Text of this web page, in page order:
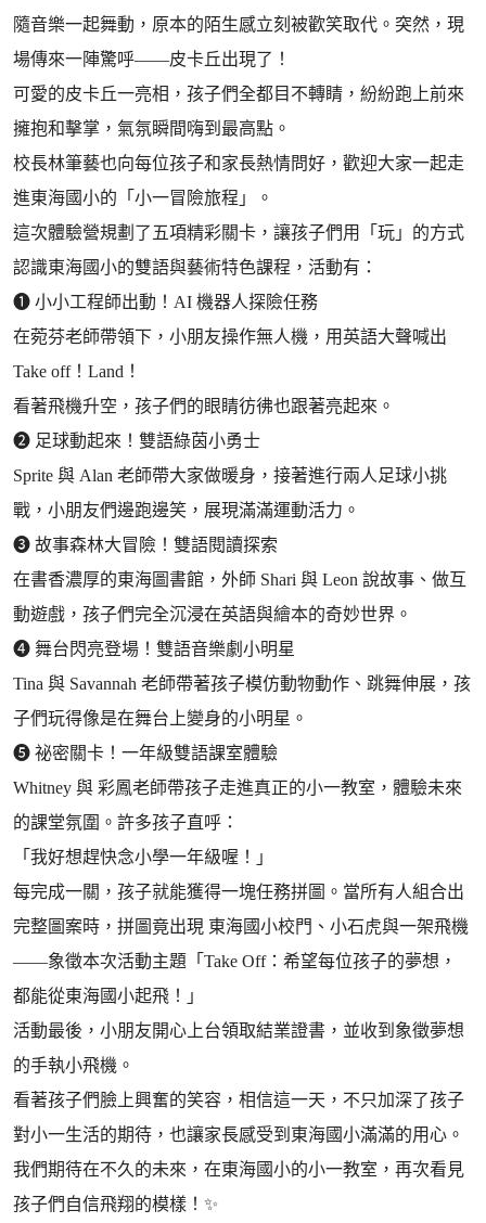
隨音樂一起舞動，原本的陌生感立刻被歡笑取代。突然，現
場傳來一陣驚呼——皮卡丘出現了！
可愛的皮卡丘一亮相，孩子們全都目不轉睛，紛紛跑上前來
擁抱和擊掌，氣氛瞬間嗨到最高點。
校長林筆藝也向每位孩子和家長熱情問好，歡迎大家一起走
進東海國小的「小一冒險旅程」。
這次體驗營規劃了五項精彩關卡，讓孩子們用「玩」的方式
認識東海國小的雙語與藝術特色課程，活動有：
➊ 小小工程師出動！AI 機器人探險任務
在菀芬老師帶領下，小朋友操作無人機，用英語大聲喊出
Take off！Land！
看著飛機升空，孩子們的眼睛彷彿也跟著亮起來。
➋ 足球動起來！雙語綠茵小勇士
Sprite 與 Alan 老師帶大家做暖身，接著進行兩人足球小挑
戰，小朋友們邊跑邊笑，展現滿滿運動活力。
➌ 故事森林大冒險！雙語閱讀探索
在書香濃厚的東海圖書館，外師 Shari 與 Leon 說故事、做互
動遊戲，孩子們完全沉浸在英語與繪本的奇妙世界。
➍ 舞台閃亮登場！雙語音樂劇小明星
Tina 與 Savannah 老師帶著孩子模仿動物動作、跳舞伸展，孩
子們玩得像是在舞台上變身的小明星。
➎ 祕密關卡！一年級雙語課室體驗
Whitney 與 彩鳳老師帶孩子走進真正的小一教室，體驗未來
的課堂氛圍。許多孩子直呼：
「我好想趕快念小學一年級喔！」
每完成一關，孩子就能獲得一塊任務拼圖。當所有人組合出
完整圖案時，拼圖竟出現 東海國小校門、小石虎與一架飛機
——象徵本次活動主題「Take Off：希望每位孩子的夢想，
都能從東海國小起飛！」
活動最後，小朋友開心上台領取結業證書，並收到象徵夢想
的手執小飛機。
看著孩子們臉上興奮的笑容，相信這一天，不只加深了孩子
對小一生活的期待，也讓家長感受到東海國小滿滿的用心。
我們期待在不久的未來，在東海國小的小一教室，再次看見
孩子們自信飛翔的模樣！✨